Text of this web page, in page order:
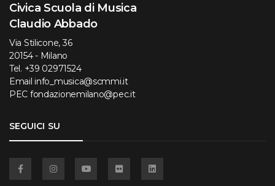
Civica Scuola di Musica
Claudio Abbado
Via Stilicone, 36
20154 - Milano
Tel. +39 02971524
Email info_musica@scmmi.it
PEC fondazionemilano@pec.it
SEGUICI SU